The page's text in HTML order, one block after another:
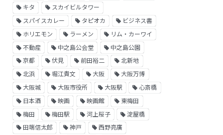
キタ
スカイビルタワー
スパイスカレー
タピオカ
ビジネス書
ホリエモン
ラーメン
リム・カーワイ
不動産
中之島公会堂
中之島公園
京都
伏見 前田裕二
北新地
北浜
堀江貴文 大阪
大阪万博
大阪城
大阪市役所 大阪駅
心斎橋
日本酒
映画 映画館
東梅田
梅田
梅田駅 河上桜子
淀屋橋
田端信太郎
神戸
西野亮廣